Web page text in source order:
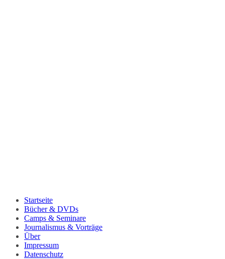
Startseite
Bücher & DVDs
Camps & Seminare
Journalismus & Vorträge
Über
Impressum
Datenschutz